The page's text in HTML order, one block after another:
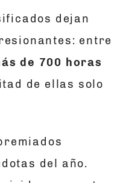
dejan
entre
de 700 horas
de ellas solo
del año.